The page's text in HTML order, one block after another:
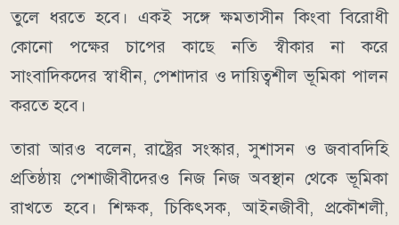
তুলে ধরতে হবে। একই সঙ্গে ক্ষমতাসীন কিংবা বিরোধী
কোনো পক্ষের চাপের কাছে নতি স্বীকার না করে
সাংবাদিকদের স্বাধীন, পেশাদার ও দায়িত্বশীল ভূমিকা পালন
করতে হবে।
তারা আরও বলেন, রাষ্ট্রের সংস্কার, সুশাসন ও জবাবদিহি
প্রতিষ্ঠায় পেশাজীবীদেরও নিজ নিজ অবস্থান থেকে ভূমিকা
রাখতে হবে। শিক্ষক, চিকিৎসক, আইনজীবী, প্রকৌশলী,